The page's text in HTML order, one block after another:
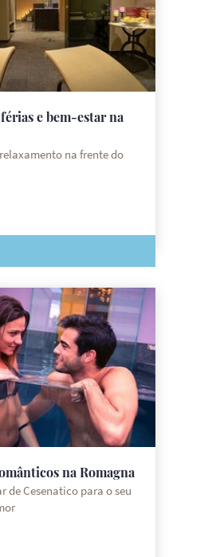
e bem-estar na
na frente do
na Romagna
de Cesenatico para o seu